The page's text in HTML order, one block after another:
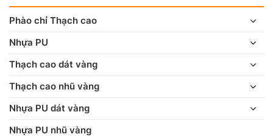
Phào chỉ Thạch cao
Nhựa PU
Thạch cao dát vàng
Thạch cao nhũ vàng
Nhựa PU dát vàng
Nhựa PU nhũ vàng